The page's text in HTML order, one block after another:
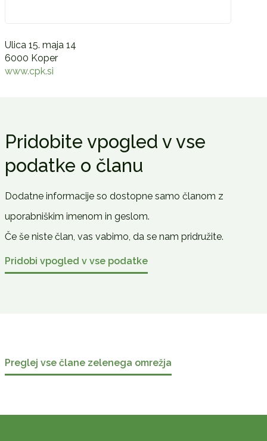
Ulica 15. maja 14
6000 Koper
www.cpk.si
Pridobite vpogled v vse
podatke o članu
Dodatne informacije so dostopne samo članom z
uporabniškim imenom in geslom.
Če še niste član, vas vabimo, da se nam pridružite.
Pridobi vpogled v vse podatke
Preglej vse člane zelenega omrežja